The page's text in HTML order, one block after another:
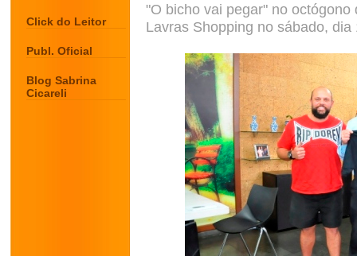
Click do Leitor
Publ. Oficial
Blog Sabrina
Cicareli
"O bicho vai pegar" no
Lavras Shopping no sábado, dia